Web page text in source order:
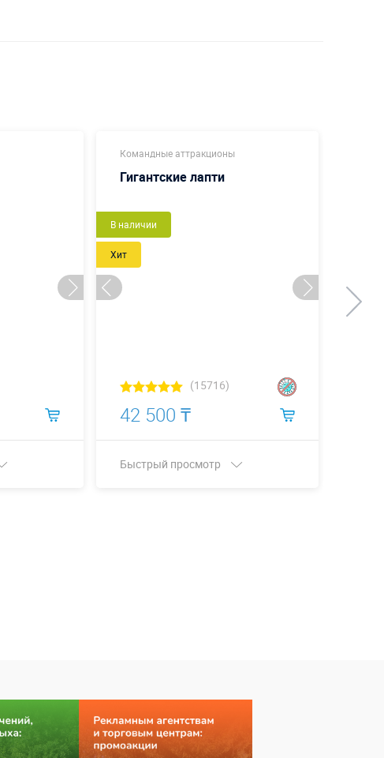
Командные аттракционы
Гигантские лапти
Новый
Хит
В наличии
(15716)
42 500 ₸
Быстрый просмотр